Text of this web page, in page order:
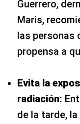
Guerrero,
Maris,
las personas
propensa a
Evita la
radiación:
de la tarde,